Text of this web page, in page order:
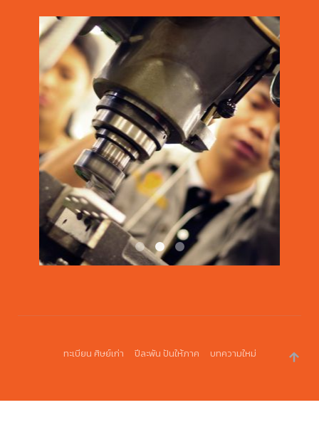
DSC0170
DSC0803
FRM 1544
ทะเบียน ศิษย์เก่า ปีละพัน ปันให้ภาค บทความใหม่